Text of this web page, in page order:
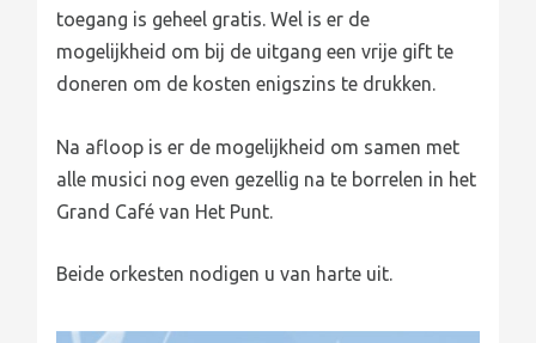
toegang is geheel gratis. Wel is er de
mogelijkheid om bij de uitgang een vrije gift te
doneren om de kosten enigszins te drukken.
Na afloop is er de mogelijkheid om samen met
alle musici nog even gezellig na te borrelen in het
Grand Café van Het Punt.
Beide orkesten nodigen u van harte uit.